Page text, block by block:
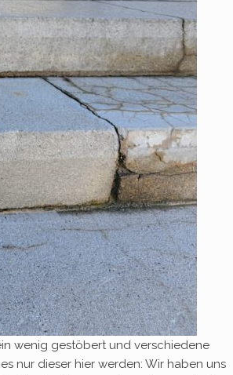
wenig gestöbert und verschiedene
nur dieser hier werden: Wir haben uns